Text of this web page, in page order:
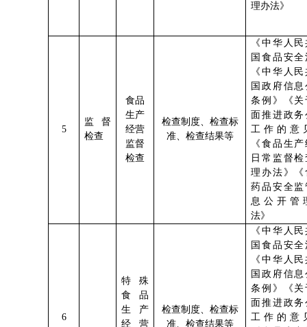
理办法》
5
监督
检查
食品
生产
经营
监督
检查
检查制度、检查标
准、检查结果等
《中华人
国食品安全
《中华人
国政府信息
条例》《关
面推进政务
工作的意
《食品生
日常监督检
理办法》《
药品安全监
息公开管
法》
6
特殊
食品
生产
经营
检查制度、检查标
准、检查结果等
《中华人
国食品安全
《中华人
国政府信息
条例》《关
面推进政务
工作的意